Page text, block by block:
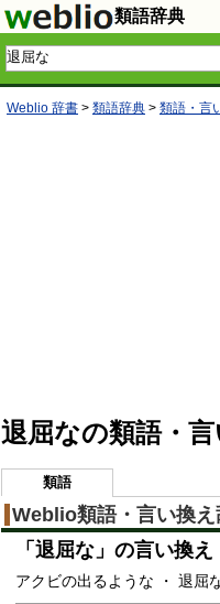
類語辞典
Weblio 辞書 > 類語辞典 > 類語・言
退屈なの類語・
類語
Weblio類語・言い換え
「 退屈な 」の言い換
アクビの出るような ・ 退屈